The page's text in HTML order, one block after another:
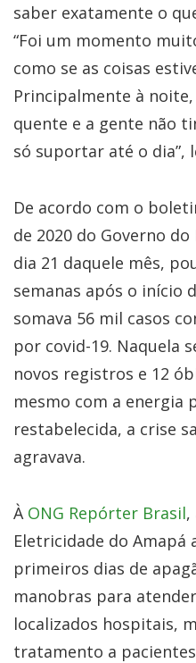
saber exatamente o
“Foi um momento
como se as coisas
Principalmente à
quente e a gente não
só suportar até o dia”,
De acordo com o
de 2020 do Governo
dia 21 daquele mês,
semanas após o início
somava 56 mil casos
por covid-19. Naquela
novos registros e 12
mesmo com a energia
restabelecida, a crise
agravava.
À ONG Repórter Brasil,
Eletricidade do Amapá
primeiros dias de
manobras para
localizados hospitais,
tratamento a